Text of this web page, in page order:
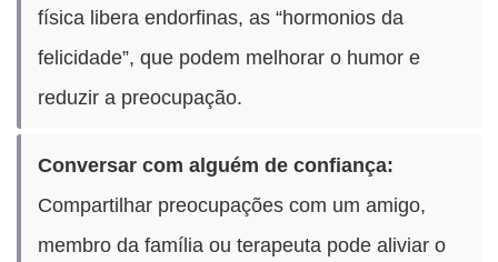
física libera endorfinas, as “hormonios da
felicidade”, que podem melhorar o humor e
reduzir a preocupação.
Conversar com alguém de confiança:
Compartilhar preocupações com um amigo,
membro da família ou terapeuta pode aliviar o